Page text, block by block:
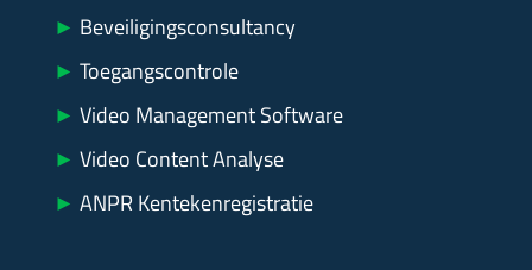
► Beveiligingsconsultancy
► Toegangscontrole
► Video Management Software
► Video Content Analyse
► ANPR Kentekenregistratie